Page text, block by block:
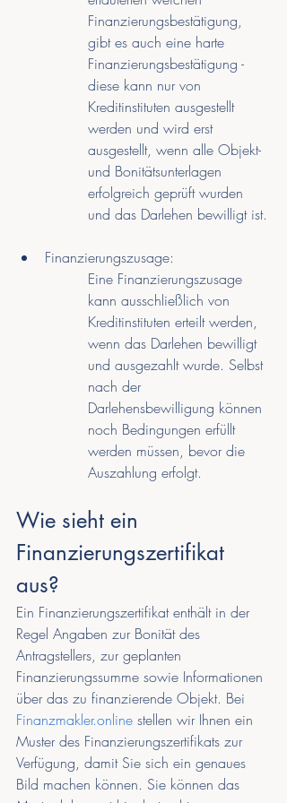
Finanzierungsbestätigung,
gibt es auch eine harte
Finanzierungsbestätigung -
diese kann nur von
Kreditinstituten ausgestellt
werden und wird erst
ausgestellt, wenn alle Objekt-
und Bonitätsunterlagen
erfolgreich geprüft wurden
und das Darlehen bewilligt ist.
Finanzierungszusage:
Eine Finanzierungszusage
kann ausschließlich von
Kreditinstituten erteilt werden,
wenn das Darlehen bewilligt
und ausgezahlt wurde. Selbst
nach der
Darlehensbewilligung können
noch Bedingungen erfüllt
werden müssen, bevor die
Auszahlung erfolgt.
Wie sieht ein
Finanzierungszertifikat
aus?
Ein Finanzierungszertifikat enthält in der
Regel Angaben zur Bonität des
Antragstellers, zur geplanten
Finanzierungssumme sowie Informationen
über das zu finanzierende Objekt. Bei
Finanzmakler.online stellen wir Ihnen ein
Muster des Finanzierungszertifikats zur
Verfügung, damit Sie sich ein genaues
Bild machen können. Sie können das